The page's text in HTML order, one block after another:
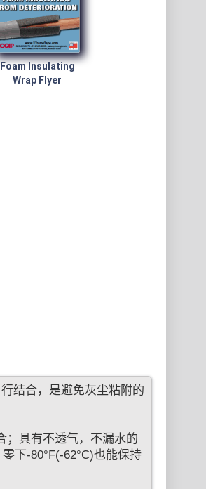
Foam Insulating
Wrap Flyer
结合，是避免灰尘粘附的
；具有不透气，不漏水的
下-80°F(-62°C)也能保持